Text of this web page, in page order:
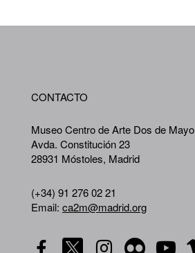
CONTACTO
Museo Centro de Arte Dos de Mayo
Avda. Constitución 23
28931 Móstoles, Madrid
(+34) 91 276 02 21
Email: ca2m@madrid.org